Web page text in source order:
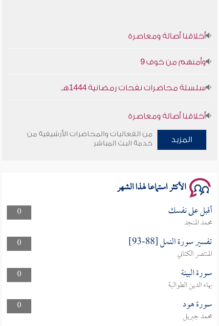
أخلاقنا أصالة ومعاصرة
وأمنهم من خوف 9
سلسلة محاضرات نفحات رمضانية 1444هـ
أخلاقنا أصالة ومعاصرة
وأمنهم من خوف 9
المزيد
من الفعاليات والمحاضرات الأرشيفية من
خدمة البث المباشر
الأكثر استماعا لهذا الشهر
0 أقبل على نفسك
محمد المنجد
0
تفسير سورة النمل [88-93]
المنتصر الكتاني
0
سورة البينة
بهاء الدين الطوالبة
0
سورة هود
محمد جبريل